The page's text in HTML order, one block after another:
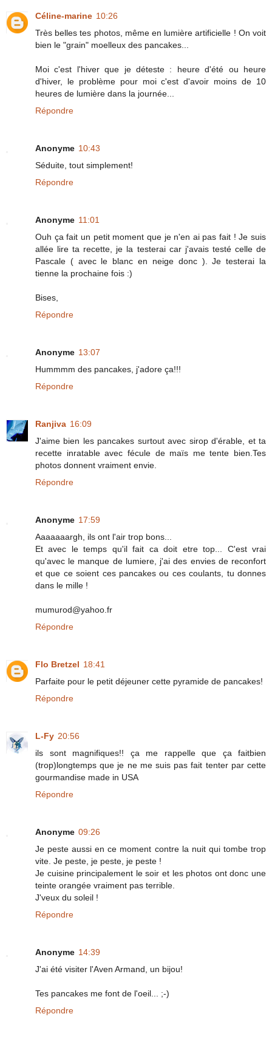
Céline-marine 10:26
Très belles tes photos, même en lumière artificielle ! On voit
bien le "grain" moelleux des pancakes...
Moi c'est l'hiver que je déteste : heure d'été ou heure
d'hiver, le problème pour moi c'est d'avoir moins de 10
heures de lumière dans la journée...
Répondre
Anonyme 10:43
Séduite, tout simplement!
Répondre
Anonyme 11:01
Ouh ça fait un petit moment que je n'en ai pas fait ! Je suis
allée lire ta recette, je la testerai car j'avais testé celle de
Pascale ( avec le blanc en neige donc ). Je testerai la
tienne la prochaine fois :)
Bises,
Répondre
Anonyme 13:07
Hummmm des pancakes, j'adore ça!!!
Répondre
Ranjiva 16:09
J'aime bien les pancakes surtout avec sirop d'érable, et ta
recette inratable avec fécule de maïs me tente bien.Tes
photos donnent vraiment envie.
Répondre
Anonyme 17:59
Aaaaaaargh, ils ont l'air trop bons...
Et avec le temps qu'il fait ca doit etre top... C'est vrai
qu'avec le manque de lumiere, j'ai des envies de reconfort
et que ce soient ces pancakes ou ces coulants, tu donnes
dans le mille !
mumurod@yahoo.fr
Répondre
Flo Bretzel 18:41
Parfaite pour le petit déjeuner cette pyramide de pancakes!
Répondre
L-Fy 20:56
ils sont magnifiques!! ça me rappelle que ça faitbien
(trop)longtemps que je ne me suis pas fait tenter par cette
gourmandise made in USA
Répondre
Anonyme 09:26
Je peste aussi en ce moment contre la nuit qui tombe trop
vite. Je peste, je peste, je peste !
Je cuisine principalement le soir et les photos ont donc une
teinte orangée vraiment pas terrible.
J'veux du soleil !
Répondre
Anonyme 14:39
J'ai été visiter l'Aven Armand, un bijou!
Tes pancakes me font de l'oeil... ;-)
Répondre